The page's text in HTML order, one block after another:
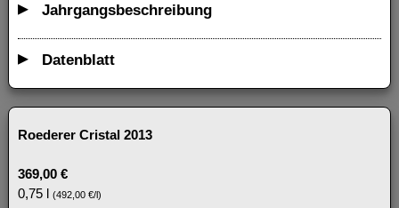
Jahrgangsbeschreibung
Datenblatt
Roederer Cristal 2013
369,00 €
0,75 l(492,00 €/l)